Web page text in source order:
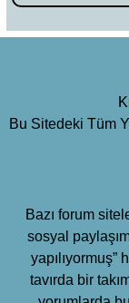
Bu Sitedeki Tüm
Bazı forum
sosyal
yapılıyormuş”
tavırda bir